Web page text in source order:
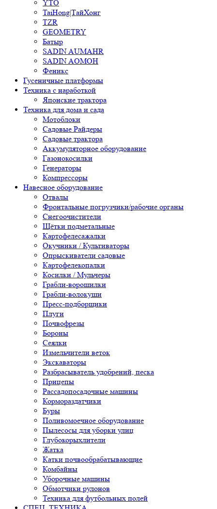
YTO
TaiHong|ТайХонг
TZR
GEOMETRY
Батыр
SADIN AUMAHR
SADIN AOMOH
Феникс
Гусеничные платформы
Техника с наработкой
Японские трактора
Техника для дома и сада
Мотоблоки
Садовые Райдеры
Садовые трактора
Аккумуляторное оборудование
Газонокосилки
Генераторы
Компрессоры
Навесное оборудование
Отвалы
Фронтальные погрузчики/рабочие органы
Снегоочистители
Щётки подметальные
Картофелесажалки
Окучники / Культиваторы
Опрыскиватели садовые
Картофелекопалки
Косилки / Мульчеры
Грабли-ворошилки
Грабли-волокуши
Пресс-подборщики
Плуги
Почвофрезы
Бороны
Сеялки
Измельчители веток
Экскаваторы
Разбрасыватель удобрений, песка
Прицепы
Рассадопосадочные машины
Кормораздатчики
Буры
Поливомоечное оборудование
Пылесосы для уборки улиц
Глубокорыхлители
Жатка
Катки почвообрабатывающие
Комбайны
Уборочные машины
Обмотчики рулонов
Техника для футбольных полей